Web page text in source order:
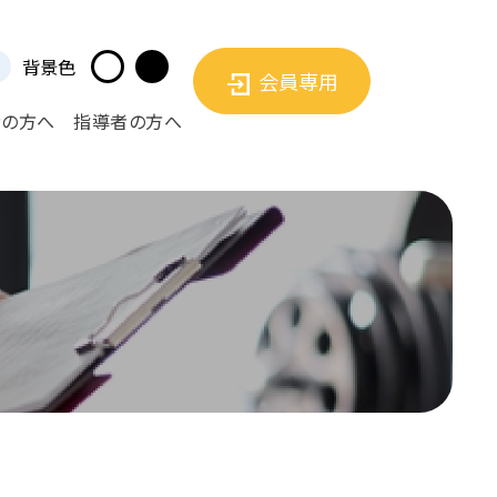
方へ 指導者の方へ
背景色
会員専用